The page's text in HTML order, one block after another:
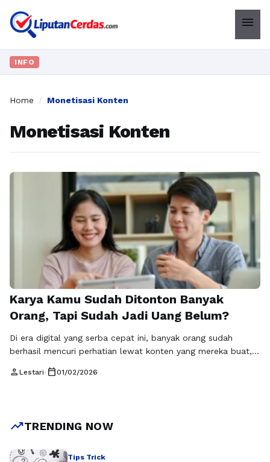
menu
INFO
Home / Monetisasi Konten
Monetisasi Konten
Karya Kamu Sudah Ditonton Banyak
Orang, Tapi Sudah Jadi Uang Belum?
Di era digital yang serba cepat ini, banyak orang sudah
berhasil mencuri perhatian lewat konten yang mereka buat,
tahu langkah lanjutan untuk mendapatkan hasil nyata. Di
person Lestari• calendar_today01/02/2026
trending_upTRENDING NOW
Tips Trick